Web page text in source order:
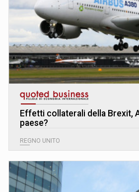
Effetti collaterali della Brexit,
paese?
REGNO UNITO